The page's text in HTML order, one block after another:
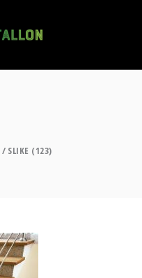
SLIKE (123)